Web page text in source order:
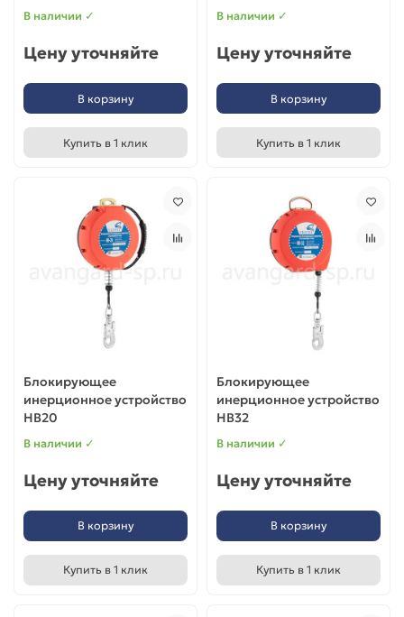
В наличии ✓
Цену уточняйте
В корзину
Купить в 1 клик
В наличии ✓
Цену уточняйте
В корзину
Купить в 1 клик
Блокирующее
инерционное устройство
НВ20
В наличии ✓
Цену уточняйте
В корзину
Купить в 1 клик
Блокирующее
инерционное устройство
НВ32
В наличии ✓
Цену уточняйте
В корзину
Купить в 1 клик